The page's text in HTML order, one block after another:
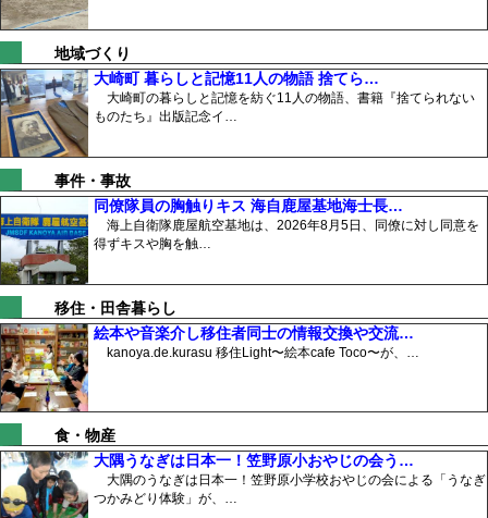
地域づくり
大崎町 暮らしと記憶11人の物語 捨てら…
大崎町の暮らしと記憶を紡ぐ11人の物語、書籍『捨てられない
ものたち』出版記念イ…
事件・事故
同僚隊員の胸触りキス 海自鹿屋基地海士長…
海上自衛隊鹿屋航空基地は、2026年8月5日、同僚に対し同意を
得ずキスや胸を触…
移住・田舎暮らし
絵本や音楽介し移住者同士の情報交換や交流…
kanoya.de.kurasu 移住Light〜絵本cafe Toco〜が、…
食・物産
大隅うなぎは日本一！笠野原小おやじの会う…
大隅のうなぎは日本一！笠野原小学校おやじの会による「うなぎ
つかみどり体験」が、…